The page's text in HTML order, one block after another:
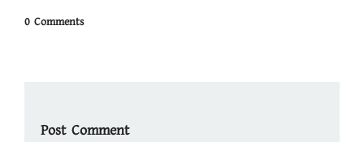
0 Comments
Post Comment